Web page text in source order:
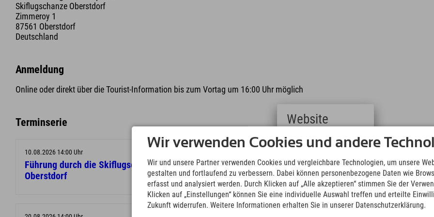
Skiflugschanze Oberstdorf
Zimmeroy 1
87561 Oberstdorf
Deutschland
Anmeldung
Online oder direkt über die Tourist-Information bis zum Vortag um 16:00 Uhr möglich
Terminserie
10.08.2026 14:00 Uhr
Führung durch die Skiflugschanze
Oberstdorf
Führung durch die Skiflugschanze
Oberstdorf
Wir verwenden Cookies und andere
Wir und unsere Partner verwenden Cookies und vergleichbare Technologien, um unsere
gestalten und fortlaufend zu verbessern. Dabei können personenbezogene Daten wie
erfasst und analysiert werden. Durch Klicken auf „Alle akzeptieren“ stimmen Sie der
Klicken auf „Einstellungen“ können Sie eine individuelle Auswahl treffen und erteilte
Zukunft widerrufen. Weitere Informationen erhalten Sie in unserer Datenschutzerklärung.
Website
Deutsch
(German)
English
(English)
Italiano
(Italian)
Čeština
(Czech)